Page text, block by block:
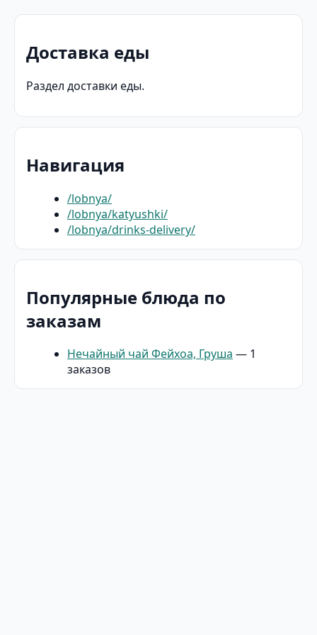
Доставка еды
Раздел доставки еды.
Навигация
/lobnya/
/lobnya/katyushki/
/lobnya/drinks-delivery/
Популярные блюда по
заказам
Нечайный чай Фейхоа, Груша — 1
заказов